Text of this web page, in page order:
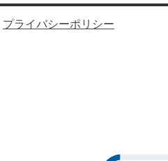
プライバシーポリシー